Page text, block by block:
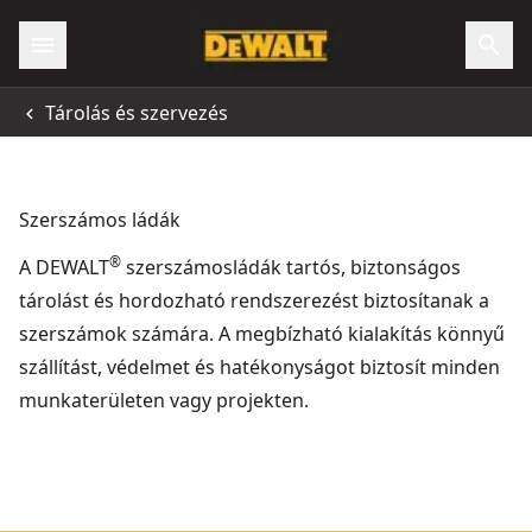
Tárolás és szervezés
Szerszámos ládák
A DEWALT® szerszámosládák tartós, biztonságos
tárolást és hordozható rendszerezést biztosítanak a
szerszámok számára. A megbízható kialakítás könnyű
szállítást, védelmet és hatékonyságot biztosít minden
munkaterületen vagy projekten.